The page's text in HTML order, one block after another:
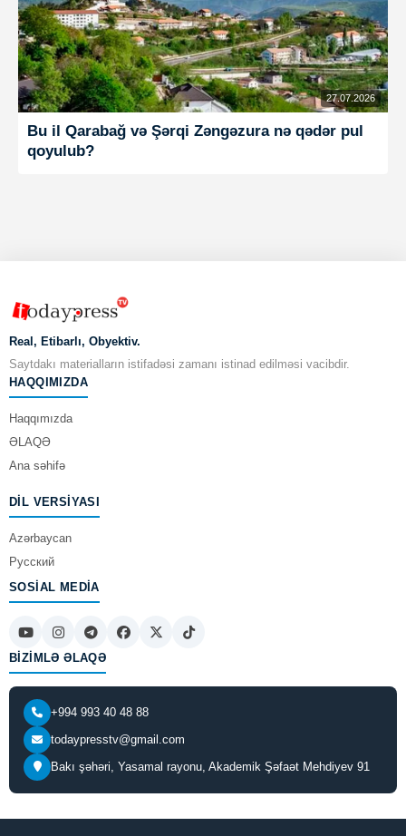
27.07.2026
Bu il Qarabağ və Şərqi Zəngəzura nə qədər pul
qoyulub?
Real, Etibarlı, Obyektiv.
Saytdakı materialların istifadəsi zamanı istinad edilməsi vacibdir.
HAQQIMIZDA
Haqqımızda
ƏLAQƏ
Ana səhifə
DIL VERSIYASI
Azərbaycan
Русский
SOSIAL MEDIA
BIZIMLƏ ƏLAQƏ
+994 993 40 48 88
todaypresstv@gmail.com
Bakı şəhəri, Yasamal rayonu, Akademik Şəfaət Mehdiyev 91